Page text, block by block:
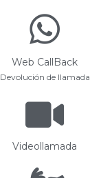
Web CallBack
Devolución de llamada
Videollamada